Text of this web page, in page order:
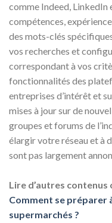
comme Indeed, LinkedIn
compétences,
des mots-clés
vos recherches et
correspondant à vos
fonctionnalités des
entreprises d’intérêt et
mises à jour sur de
groupes et forums de
élargir votre réseau et à
sont pas largement
Lire d’autres contenus
Comment se préparer
supermarchés ?